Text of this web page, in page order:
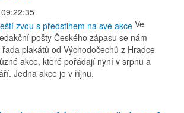
Ve
pošty Českého zápasu se nám
plakátů od Východočechů z Hradce
akce, které pořádají nyní v srpnu a
Jedna akce je v říjnu.